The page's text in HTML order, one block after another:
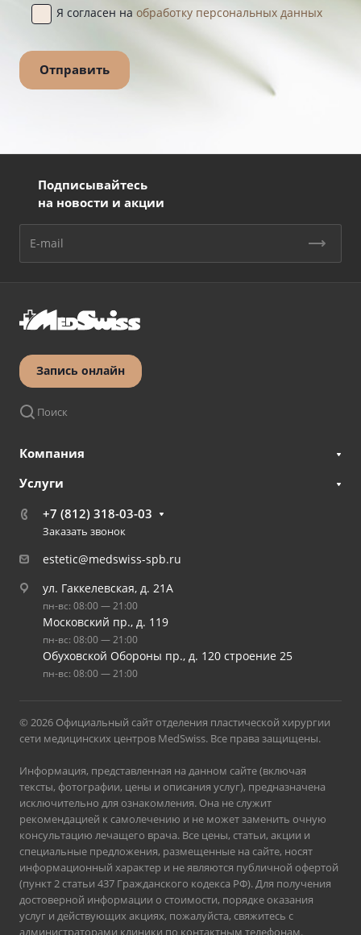
Я согласен на обработку персональных данных
Подписывайтесь
на новости и акции
Запись онлайн
Поиск
Компания
Услуги
+7 (812) 318-03-03
Заказать звонок
estetic@medswiss-spb.ru
ул. Гаккелевская, д. 21А
пн-вс: 08:00 — 21:00
Московский пр., д. 119
пн-вс: 08:00 — 21:00
Обуховской Обороны пр., д. 120 строение 25
пн-вс: 08:00 — 21:00
© 2026 Официальный сайт отделения пластической хирургии
сети медицинских центров MedSwiss. Все права защищены.
Информация, представленная на данном сайте (включая
тексты, фотографии, цены и описания услуг), предназначена
исключительно для ознакомления. Она не служит
рекомендацией к самолечению и не может заменить очную
консультацию лечащего врача. Все цены, статьи, акции и
специальные предложения, размещенные на сайте, носят
информационный характер и не являются публичной офертой
(пункт 2 статьи 437 Гражданского кодекса РФ). Для получения
достоверной информации о стоимости, порядке оказания
услуг и действующих акциях, пожалуйста, свяжитесь с
администраторами клиники по контактным телефонам.